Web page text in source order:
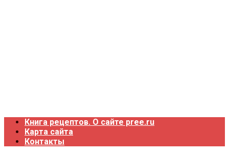
Книга рецептов. О сайте pree.ru
Карта сайта
Контакты